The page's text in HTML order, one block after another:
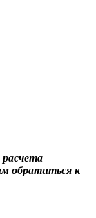
обратиться к